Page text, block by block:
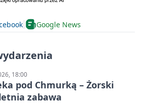
Google News
18:00
pod Chmurką – Żorski
zabawa